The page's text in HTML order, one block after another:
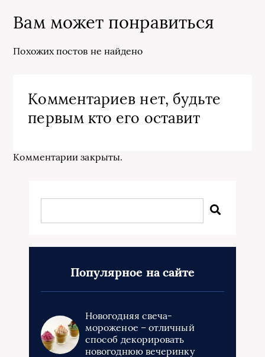
Вам может понравиться
Похожих постов не найдено
Комментариев нет, будьте
первым кто его оставит
Комментарии закрыты.
Популярное на сайте
Новогодняя свеча-
мороженое – отличный
способ декорировать
новогоднюю вечеринку